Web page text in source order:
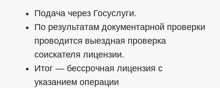
Подача через Госуслуги.
По результатам документарной проверки
проводится выездная проверка
соискателя лицензии.
Итог — бессрочная лицензия с
указанием операции